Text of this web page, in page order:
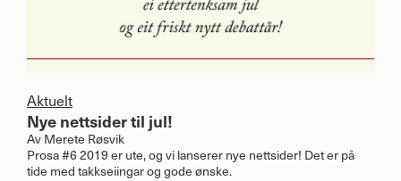
Aktuelt
Nye nettsider til jul!
Av Merete Røsvik
Prosa #6 2019 er ute, og vi lanserer nye nettsider! Det er på
tide med takkseiingar og gode ønske.